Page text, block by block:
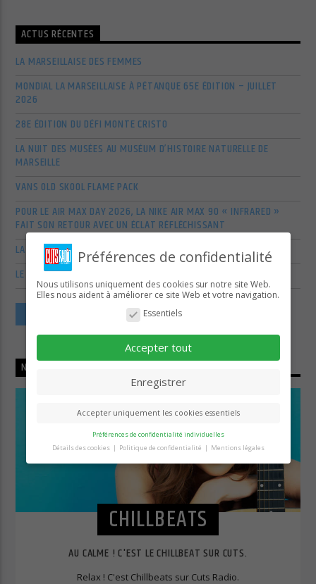
ACTUS RÉCENTES
LA MARSEILLAISE DES FEMMES
MONDIAL LA MARSEILLAISE À PÉTANQUE 65E ÉDITION – JUILLET
2026
28E ÉDITION DU DÉFI MONTE CRISTO
LA NUIT DES MUSÉES AU MUSÉUM D’HISTOIRE NATURELLE DE
MARSEILLE
VANS OLD SKOOL FLAME PACK
POUR LE AIR MAX DAY 2026, LA NIKE AIR MAX 90 « INFRARED »
FAIT SON RETOUR AVEC UN ÉCLAT RÉFLÉCHISSANT
LA SCÈNE ALTERNATIVE ET POP-PUNK US S’AGITE EN MARS 2026
LE RETOUR EN FORCE DES VÉTÉRANS DU POP-ROCK AMÉRICAIN
NOW ON AIR
CHILLBEATS
AU CALME ! C'EST LE CHILLBEAT SUR CUTS.
Relax ! C'est Chillbeats sur Cuts Radio.
Préférences de confidentialité
Nous utilisons uniquement des cookies sur notre site Web.
Elles nous aident à améliorer ce site Web et votre navigation.
Essentiels
Accepter tout
Enregistrer
Accepter uniquement les cookies essentiels
Préférences de confidentialité individuelles
Détails des cookies
Politique de confidentialité Mentions légales
Préférence de confidentialité
Vous trouverez ici un aperçu de tous les cookies
utilisés. Vous pouvez autoriser toutes les
catégories ou afficher les informations détaillées
et sélectionner certains cookies seulement.